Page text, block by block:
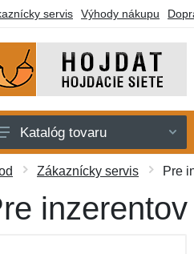
servis Výhody nákupu
siete
kreslá
Katalóg tovaru
Zákaznícky servis Pre
inzerentov